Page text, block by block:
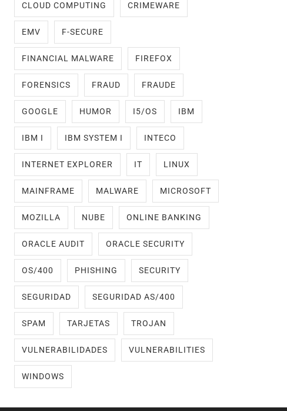
CLOUD COMPUTING CRIMEWARE
EMV F-SECURE
FINANCIAL MALWARE FIREFOX
FORENSICS FRAUD FRAUDE
GOOGLE HUMOR I5/OS IBM
IBM I IBM SYSTEM I INTECO
INTERNET EXPLORER IT LINUX
MAINFRAME MALWARE MICROSOFT
MOZILLA NUBE ONLINE BANKING
ORACLE AUDIT ORACLE SECURITY
OS/400 PHISHING SECURITY
SEGURIDAD SEGURIDAD AS/400
SPAM TARJETAS TROJAN
VULNERABILIDADES VULNERABILITIES
WINDOWS